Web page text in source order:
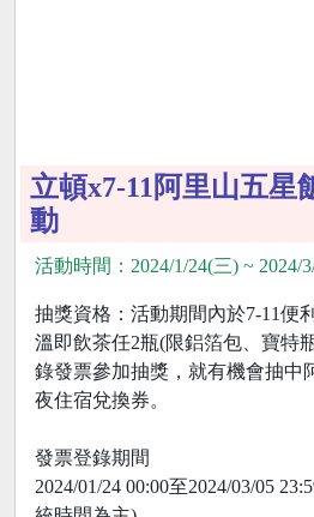
立頓x7-11阿里山五星
動
活動時間：2024/1/24(三) ~ 2024/
抽獎資格：活動期間內於7-11便
溫即飲茶任2瓶(限鋁箔包、寶特
錄發票參加抽獎，就有機會抽中
夜住宿兌換券。
發票登錄期間
2024/01/24 00:00至2024/03/05